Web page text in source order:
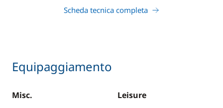
Scheda tecnica completa
Equipaggiamento
Misc.
Leisure